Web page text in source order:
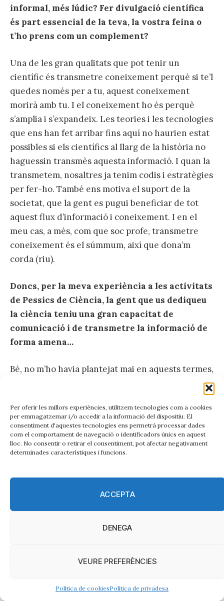
Per oferir les millors experiències, utilitzem tecnologies com a cookies
per emmagatzemar i/o accedir a la informació del dispositiu. El
consentiment d'aquestes tecnologies ens permetrà processar dades
com el comportament de navegació o identificadors únics en aquest
lloc. No consentir o retirar el consentiment, pot afectar negativament
determinades característiques i funcions.
ACCEPTA
DENEGA
VEURE PREFERÈNCIES
Política de cookiesPolítica de privadesa
informal, més lúdic? Fer divulgació científica
és part essencial de la teva, la vostra feina o
t’ho prens com un complement?
Una de les gran qualitats que pot tenir un
científic és transmetre coneixement perquè si te’l
quedes només per a tu, aquest coneixement
morirà amb tu. I el coneixement ho és perquè
s’amplia i s’expandeix. Les teories i les tecnologies
que ens han fet arribar fins aquí no haurien estat
possibles si els científics al llarg de la història no
haguessin transmès aquesta informació. I quan la
transmetem, nosaltres ja tenim codis i estratègies
per fer-ho. També ens motiva el suport de la
societat, que la gent es pugui beneficiar de tot
aquest flux d’informació i coneixement. I en el
meu cas, a més, com que soc profe, transmetre
coneixement és el súmmum, així que dona’m
corda (riu).
Doncs, per la meva experiència a les activitats
de Pessics de Ciència, la gent que us dediqueu
la ciència teniu una gran capacitat de
comunicació i de transmetre la informació de
forma amena…
Bé, no m’ho havia plantejat mai en aquests termes,
pateix el prejudici social de ser avorrida. I potser
per això acostumem a tenir aquest
vessantteatrerperquè suposo que el que vols és
que el missatge arribi i som ben conscients que si
coneixement específic i ho expliques de forma
avorrida, doncs no arribarà a ningú perquè als dos
minuts la gent ja haurà desconnectat i avui
tothom estarà pendent del mòbil…